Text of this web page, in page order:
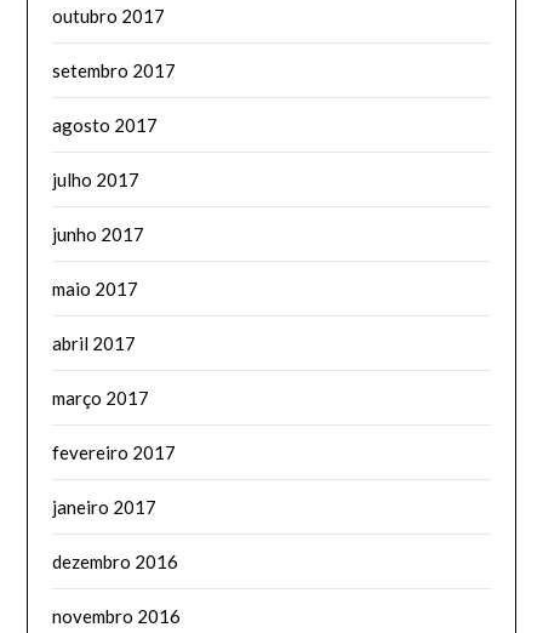
outubro 2017
setembro 2017
agosto 2017
julho 2017
junho 2017
maio 2017
abril 2017
março 2017
fevereiro 2017
janeiro 2017
dezembro 2016
novembro 2016